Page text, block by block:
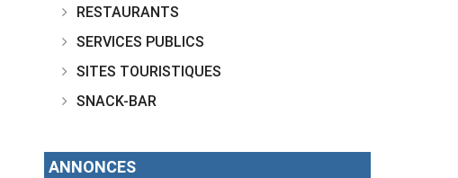
RESTAURANTS
SERVICES PUBLICS
SITES TOURISTIQUES
SNACK-BAR
ANNONCES